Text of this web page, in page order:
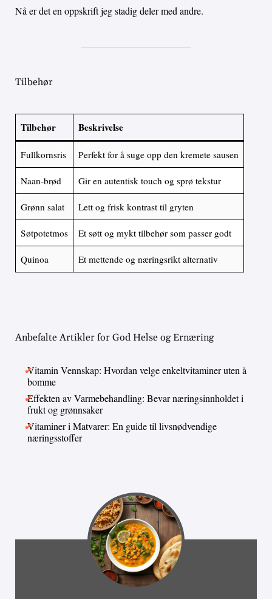
Nå er det en oppskrift jeg stadig deler med andre.
Tilbehør
Tilbehør Beskrivelse
Fullkornsris Perfekt for å suge opp den kremete sausen
Naan-brød Gir en autentisk touch og sprø tekstur
Grønn salat Lett og frisk kontrast til gryten
Søtpotetmos Et søtt og mykt tilbehør som passer godt
Quinoa Et mettende og næringsrikt alternativ
Anbefalte Artikler for God Helse og Ernæring
Vitamin Vennskap: Hvordan velge enkeltvitaminer uten å
bomme
Effekten av Varmebehandling: Bevar næringsinnholdet i
frukt og grønnsaker
Vitaminer i Matvarer: En guide til livsnødvendige
næringsstoffer